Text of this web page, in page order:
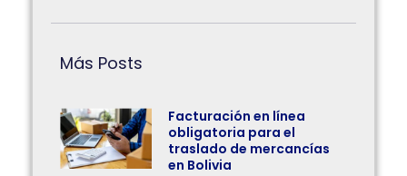
Más Posts
Facturación en línea
obligatoria para el
traslado de mercancías
en Bolivia